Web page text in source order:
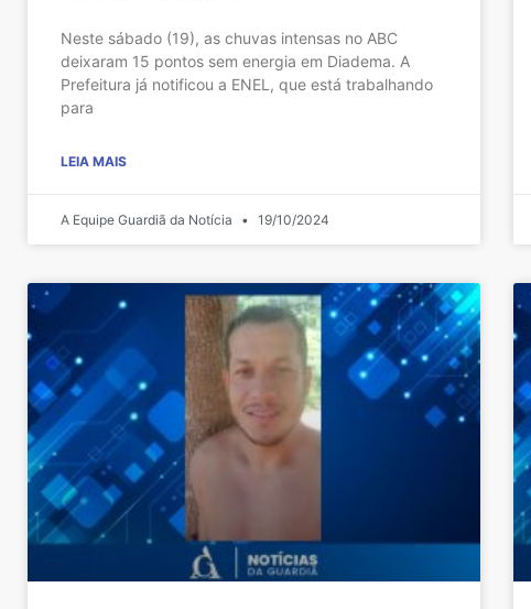
Neste sábado (19), as chuvas intensas no ABC
deixaram 15 pontos sem energia em Diadema. A
Prefeitura já notificou a ENEL, que está trabalhando
para
LEIA MAIS
A Equipe Guardiã da Notícia 19/10/2024